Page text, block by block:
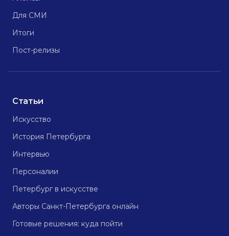
Для СМИ
Итоги
Пост-релизы
Статьи
Искусство
История Петербурга
Интервью
Персоналии
Петербург в искусстве
Авторы Санкт-Петербурга онлайн
Готовые решения: куда пойти